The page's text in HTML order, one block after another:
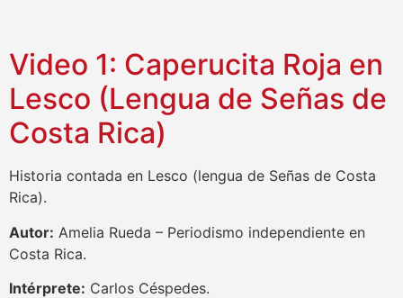
Video 1: Caperucita Roja en
Lesco (Lengua de Señas de
Costa Rica)
Historia contada en Lesco (lengua de Señas de Costa
Rica).
Autor: Amelia Rueda – Periodismo independiente en
Costa Rica.
Intérprete: Carlos Céspedes.